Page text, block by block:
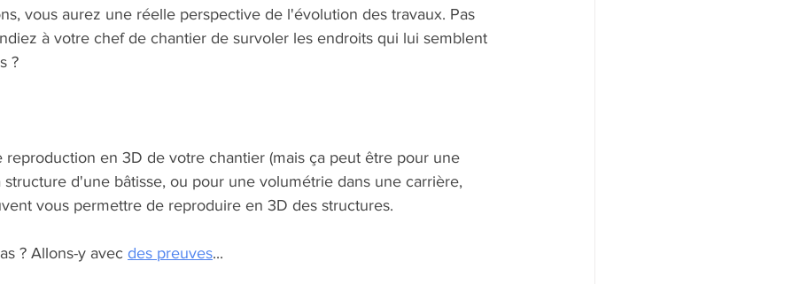
vous aurez une réelle perspective de l'évolution des travaux. Pas
à votre chef de chantier de survoler les endroits qui lui semblent
?
reproduction en 3D de votre chantier (mais ça peut être pour une
structure d'une bâtisse, ou pour une volumétrie dans une carrière,
vous permettre de reproduire en 3D des structures.
? Allons-y avec des preuves...